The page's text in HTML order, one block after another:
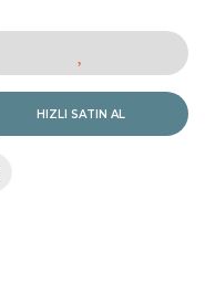
HIZLI SATIN AL